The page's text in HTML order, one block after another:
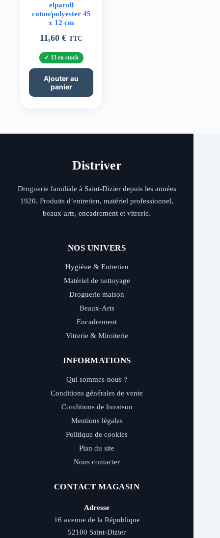
elparoll
coton/polyester 45
x 12 cm
11,60€ TTC
13 en stock
Ajouter au
panier
Distriver
Droguerie familiale à Saint-Dizier depuis les années
1920. Produits d’entretien, matériel professionnel,
beaux-arts, encadrement et vitrerie.
NOS UNIVERS
Hygiène & Entretien
Matériel de nettoyage
Droguerie maison
Beaux-Arts
Encadrement
Vitrerie & Miroiterie
INFORMATIONS
Qui sommes-nous ?
Conditions générales de vente
Conditions de livraison
Mentions légales
Politique de cookies
Plan du site
Nous contacter
CONTACT MAGASIN
Adresse
16 avenue de la République
52100 Saint-Dizier